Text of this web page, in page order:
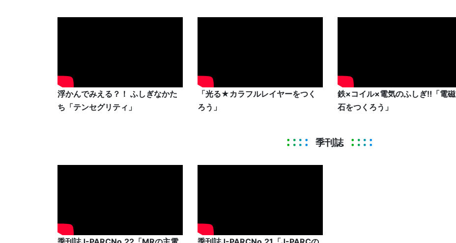
浮かんでみえる？！ ふしぎなかた
ち「テンセグリティ」
「光る★カラフルレイヤーをつく
ろう」
鉄×コイル×電気のふしぎ‼「電磁
石をつくろう」
季刊誌